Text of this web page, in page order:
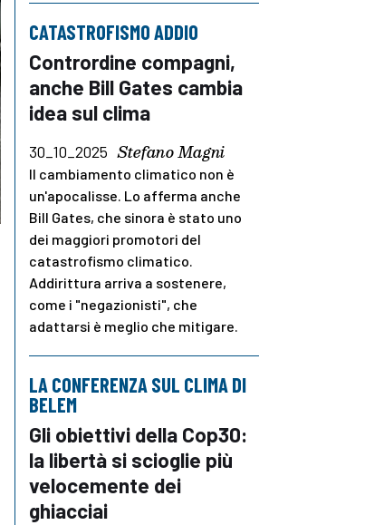
CATASTROFISMO ADDIO
Contrordine compagni,
anche Bill Gates cambia
idea sul clima
30_10_2025 Stefano Magni
Il cambiamento climatico non è
un'apocalisse. Lo afferma anche
Bill Gates, che sinora è stato uno
dei maggiori promotori del
catastrofismo climatico.
Addirittura arriva a sostenere,
come i "negazionisti", che
adattarsi è meglio che mitigare.
LA CONFERENZA SUL CLIMA DI
BELEM
Gli obiettivi della Cop30:
la libertà si scioglie più
velocemente dei
ghiacciai